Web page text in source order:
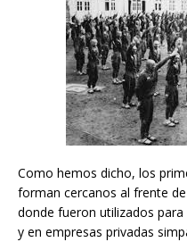
Como hemos dicho, los
forman cercanos al frente
donde fueron utilizados
y en empresas privadas